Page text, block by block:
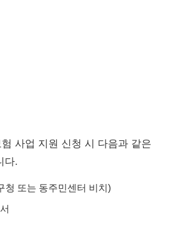
사업 지원 신청 시 다음과 같은
다.
청 또는 동주민센터 비치)